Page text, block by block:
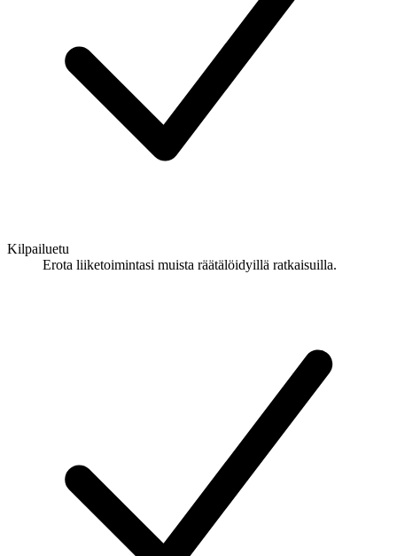
Kilpailuetu
Erota liiketoimintasi muista räätälöidyillä ratkaisuilla.